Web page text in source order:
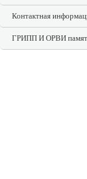
Контактная
ГРИПП И ОРВИ